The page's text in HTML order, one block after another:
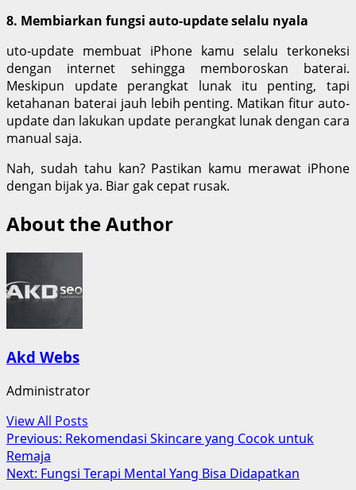
8. Membiarkan fungsi auto-update selalu nyala
uto-update membuat iPhone kamu selalu terkoneksi
dengan internet sehingga memboroskan baterai.
Meskipun update perangkat lunak itu penting, tapi
ketahanan baterai jauh lebih penting. Matikan fitur auto-
update dan lakukan update perangkat lunak dengan cara
manual saja.
Nah, sudah tahu kan? Pastikan kamu merawat iPhone
dengan bijak ya. Biar gak cepat rusak.
About the Author
Akd Webs
Administrator
View All Posts
Post
navigation
Previous: Rekomendasi Skincare yang Cocok untuk
Remaja
Next: Fungsi Terapi Mental Yang Bisa Didapatkan